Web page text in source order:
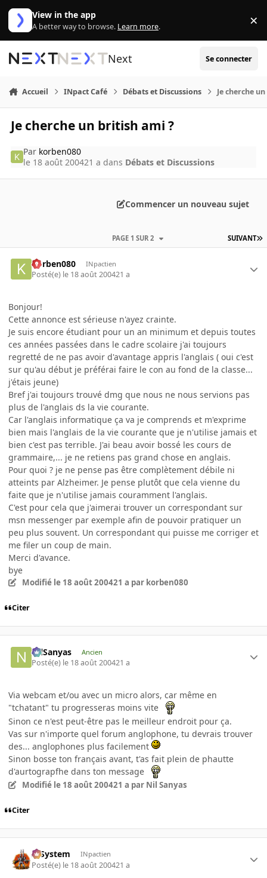
Aller au contenu
View in the app
A better way to browse. Learn more. ×
Next Se connecter
Accueil INpact Café Débats et Discussions Je cherche
Je cherche un british ami ?
Par korben080
le 18 août 200421 a dans Débats et Discussions
Commencer un nouveau sujet
SUIVANT
PAGE 1 SUR 2
korben080 INpactien
Posté(e) le 18 août 200421 a
Bonjour!
Cette annonce est sérieuse n'ayez crainte.
Je suis encore étudiant pour un an minimum et depuis toutes
ces années passées dans le cadre scolaire j'ai toujours
regretté de ne pas avoir d'avantage appris l'anglais ( oui c'est
sur qu'au début je préférai faire le con au fond de la classe...
j'étais jeune)
Bref j'ai toujours trouvé dmg que nous ne nous servions pas
plus de l'anglais ds la vie courante.
Car l'anglais informatique ça va je comprends et m'exprime
bien mais l'anglais de la vie courante que je n'utilise jamais et
bien c'est pas terrible. J'ai beau avoir bossé les cours de
grammaire,... je ne retiens pas grand chose en anglais.
Pour quoi ? je ne pense pas être complètement débile ni
atteints par Alzheimer. Je pense plutôt que cela vienne du
faite que je n'utilise jamais couramment l'anglais.
C'est pour cela que j'aimerai trouver un correspondant sur
msn messenger par exemple afin de pouvoir pratiquer un
peu plus souvent. Un correspondant qui puisse me corriger et
me filer un coup de main.
Merci d'avance.
bye
Modifié le 18 août 200421 a par korben080
Citer
NilSanyas Ancien
Posté(e) le 18 août 200421 a
Via webcam et/ou avec un micro alors, car même en
"tchatant" tu progresseras moins vite
Sinon ce n'est peut-être pas le meilleur endroit pour ça.
Vas sur n'importe quel forum anglophone, tu devrais trouver
des... anglophones plus facilement
Sinon bosse ton français avant, t'as fait plein de phautte
d'aurtograpfhe dans ton message
Modifié le 18 août 200421 a par Nil Sanyas
Citer
X-System INpactien
Posté(e) le 18 août 200421 a